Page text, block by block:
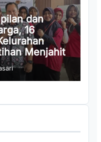
dan
16
Menjahit